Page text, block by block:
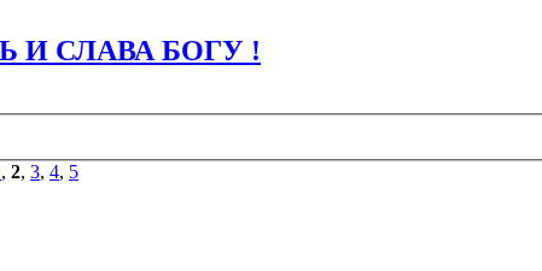
И СЛАВА БОГУ !
, 2, 3, 4, 5